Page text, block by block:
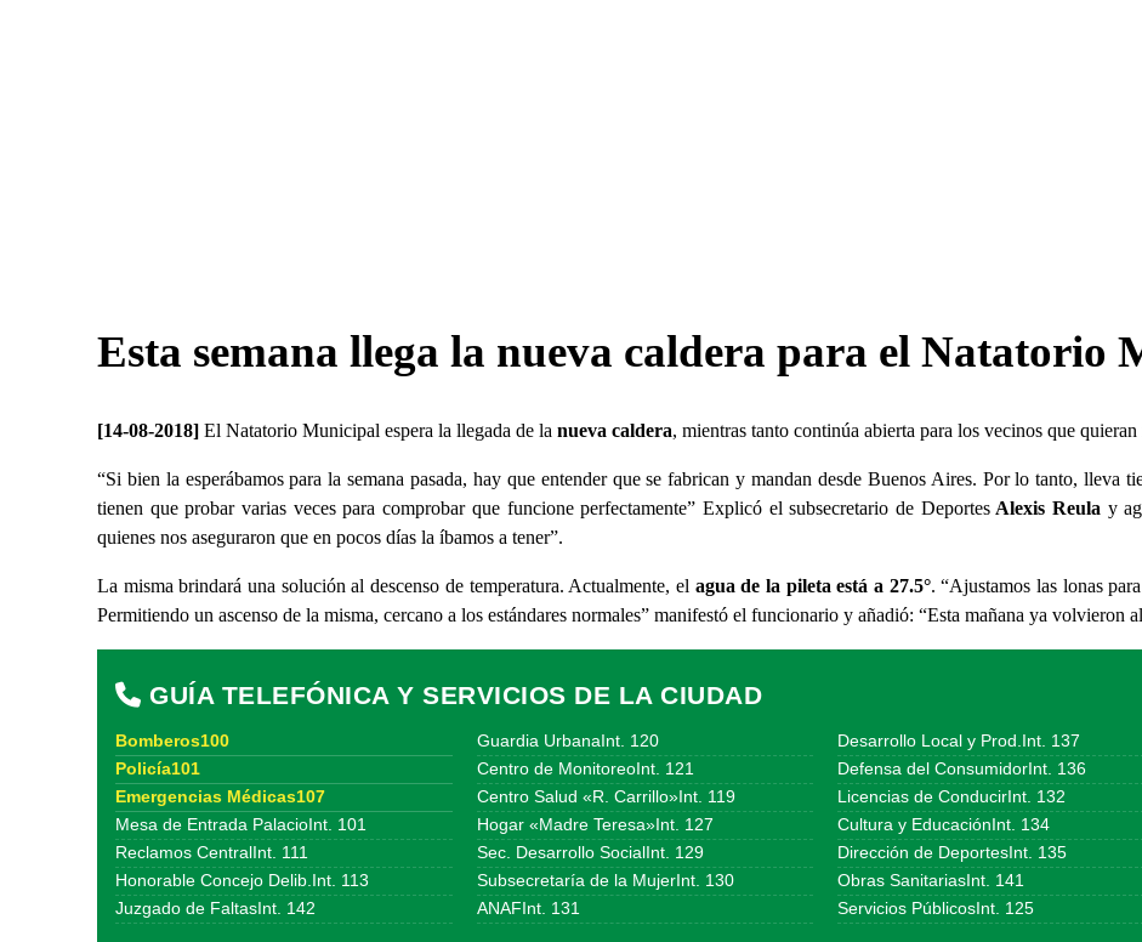
Esta semana llega la nueva caldera para el Natatorio
[14-08-2018] El Natatorio Municipal espera la llegada de la nueva caldera, mientras tanto continúa abierta para los vecinos que quieran
“Si bien la esperábamos para la semana pasada, hay que entender que se fabrican y mandan desde Buenos Aires. Por lo tanto, lleva
tienen que probar varias veces para comprobar que funcione perfectamente” Explicó el subsecretario de DeportesAlexis Reula y
quienes nos aseguraron que en pocos días la íbamos a tener”.
La misma brindará una solución al descenso de temperatura. Actualmente, el agua de la pileta está a 27.5°. “Ajustamos las lonas
Permitiendo un ascenso de la misma, cercano a los estándares normales” manifestó el funcionario y añadió: “Esta mañana ya volvieron
GUÍA TELEFÓNICA Y SERVICIOS DE LA CIUDAD
Bomberos100
Policía101
Emergencias Médicas107
Mesa de Entrada PalacioInt. 101
Reclamos CentralInt. 111
Honorable Concejo Delib.Int. 113
Juzgado de FaltasInt. 142
Guardia UrbanaInt. 120
Centro de MonitoreoInt. 121
Centro Salud «R. Carrillo»Int. 119
Hogar «Madre Teresa»Int. 127
Sec. Desarrollo SocialInt. 129
Subsecretaría de la MujerInt. 130
ANAFInt. 131
Desarrollo Local y Prod.Int. 137
Defensa del ConsumidorInt. 136
Licencias de ConducirInt. 132
Cultura y EducaciónInt. 134
Dirección de DeportesInt. 135
Obras SanitariasInt. 141
Servicios PúblicosInt. 125